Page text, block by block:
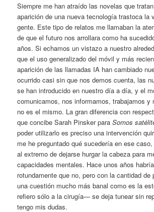
Siempre me han atraído las novelas que
aparición de una nueva tecnología trastoca la
gente. Este tipo de relatos me llamaban la
de que el futuro nos arrollara como ha
años. Si echamos un vistazo a nuestro
que el uso generalizado del móvil y más
aparición de las llamadas IA han cambiado
ocurrido casi sin que nos demos cuenta, las
se han introducido en nuestro día a día, y el
comunicamos, nos informamos, trabajamos y
no es el mismo. La gran diferencia con
que concibe Sarah Pinsker paraSomos
poder utilizarlo es preciso una intervención
me he preguntado qué sucedería en ese
al extremo de dejarse hurgar la cabeza para
capacidades mentales. Hace unos años
rotundamente que no, pero con la cantidad de
una cuestión mucho más banal como es la
refiero sólo a la cirugía— se deja tunear sin
tengo mis dudas.